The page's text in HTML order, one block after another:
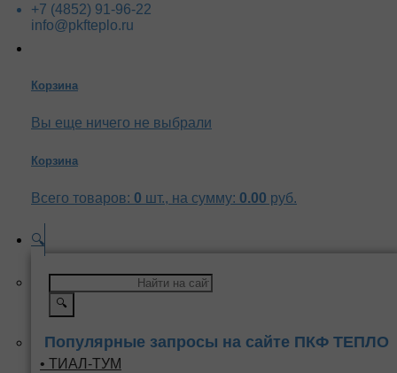
+7 (4852) 91-96-22
info@pkfteplo.ru
Корзина
Вы еще ничего не выбрали
Корзина
Всего товаров: 0 шт., на сумму: 0.00 руб.
🔍
🔍
Популярные запросы на сайте ПКФ ТЕПЛО
• ТИАЛ-ТУМ